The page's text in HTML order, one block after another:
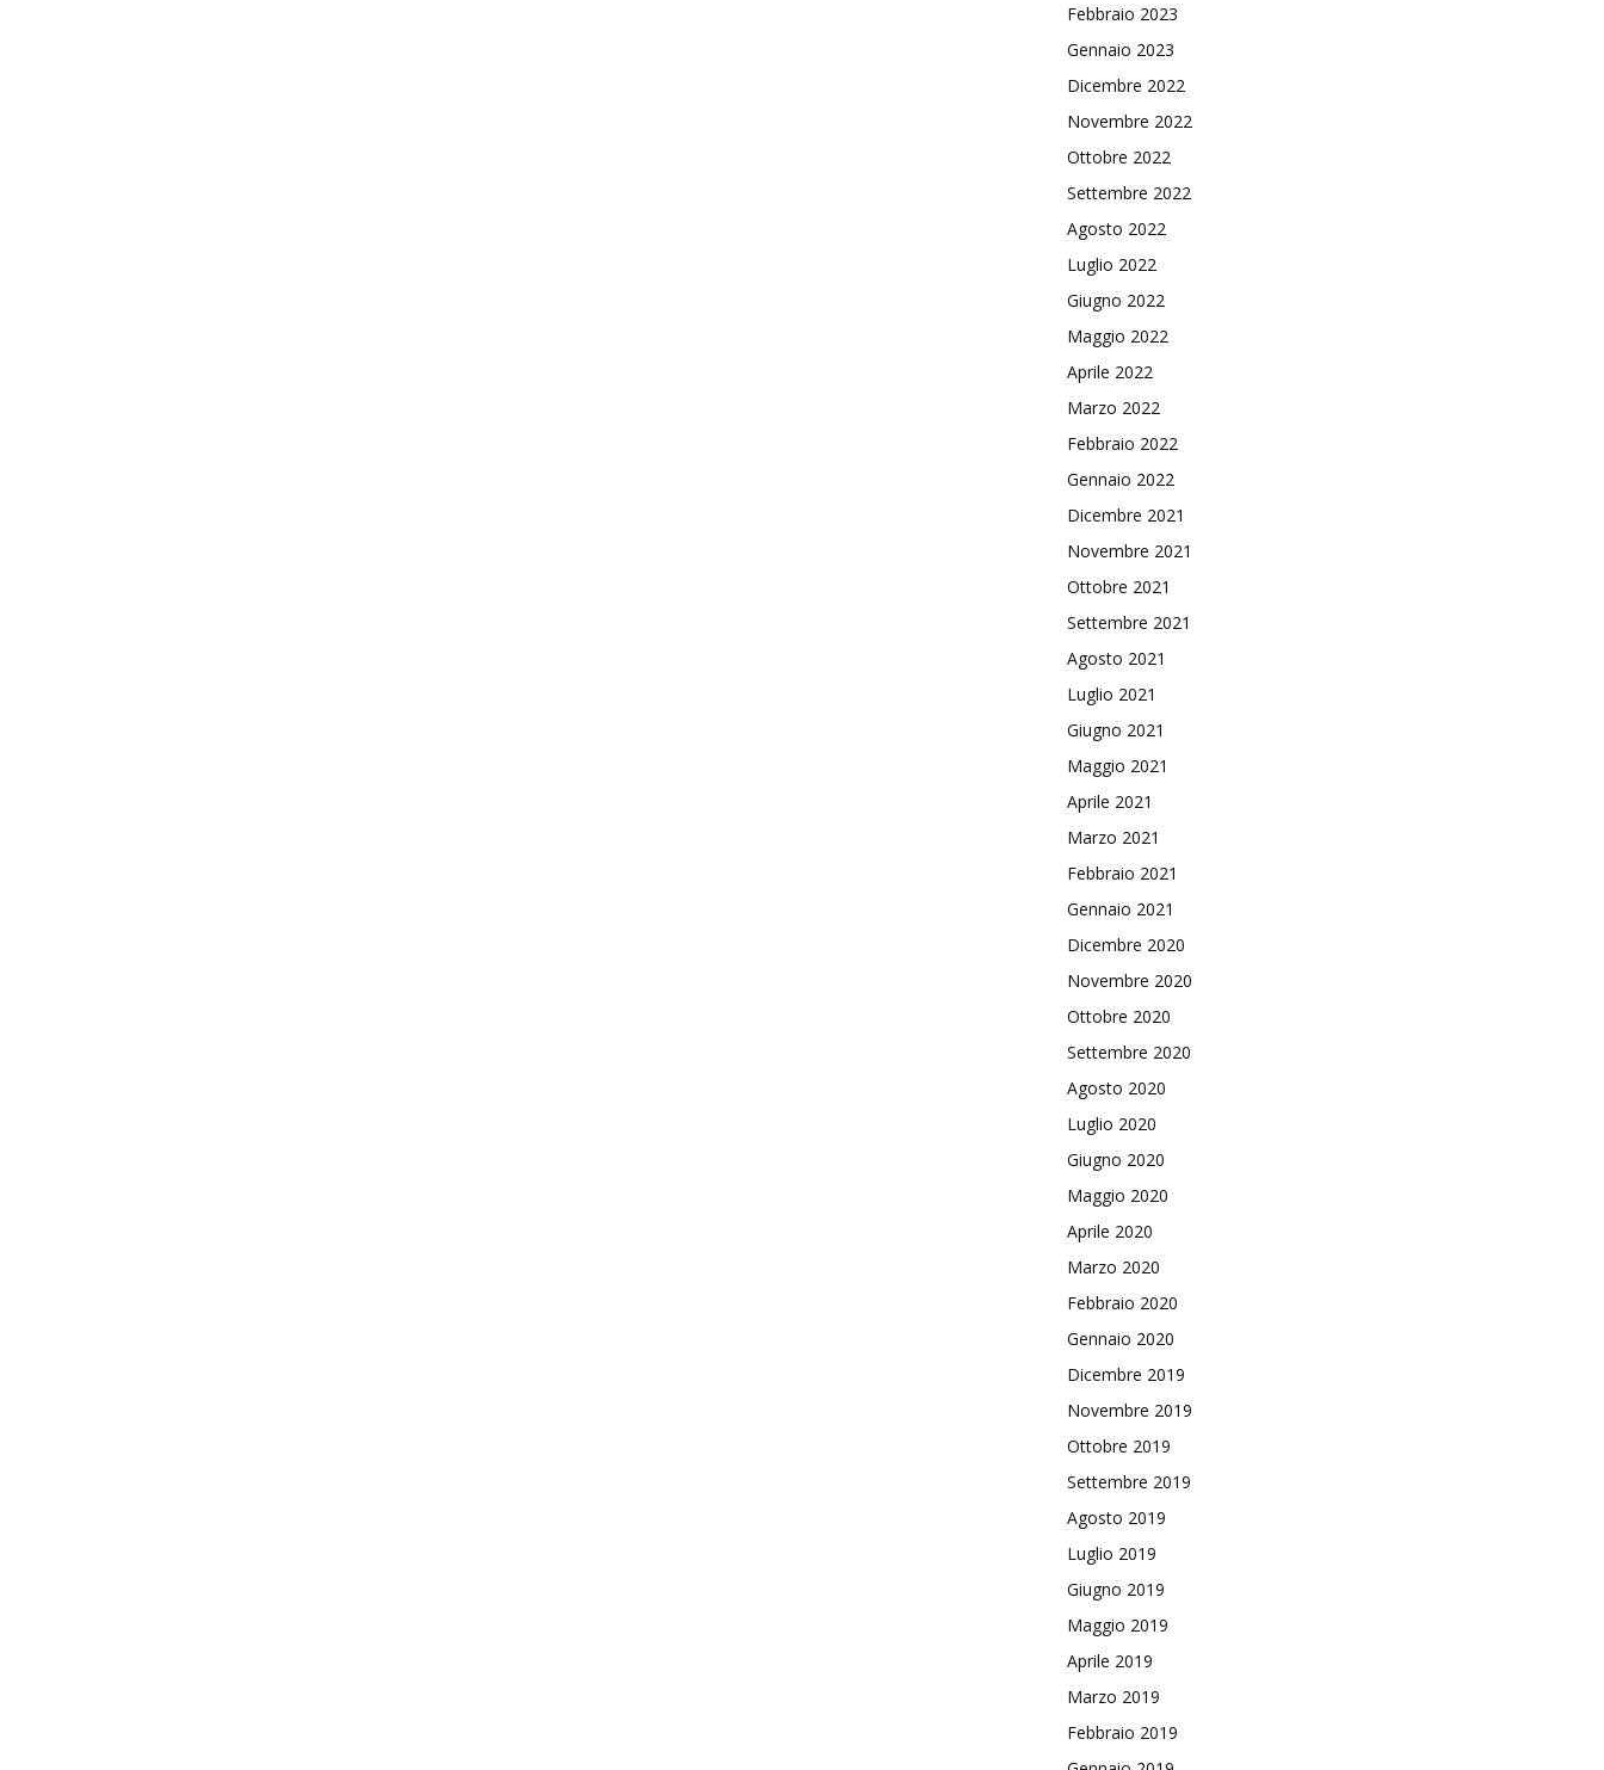
Febbraio 2023
Gennaio 2023
Dicembre 2022
Novembre 2022
Ottobre 2022
Settembre 2022
Agosto 2022
Luglio 2022
Giugno 2022
Maggio 2022
Aprile 2022
Marzo 2022
Febbraio 2022
Gennaio 2022
Dicembre 2021
Novembre 2021
Ottobre 2021
Settembre 2021
Agosto 2021
Luglio 2021
Giugno 2021
Maggio 2021
Aprile 2021
Marzo 2021
Febbraio 2021
Gennaio 2021
Dicembre 2020
Novembre 2020
Ottobre 2020
Settembre 2020
Agosto 2020
Luglio 2020
Giugno 2020
Maggio 2020
Aprile 2020
Marzo 2020
Febbraio 2020
Gennaio 2020
Dicembre 2019
Novembre 2019
Ottobre 2019
Settembre 2019
Agosto 2019
Luglio 2019
Giugno 2019
Maggio 2019
Aprile 2019
Marzo 2019
Febbraio 2019